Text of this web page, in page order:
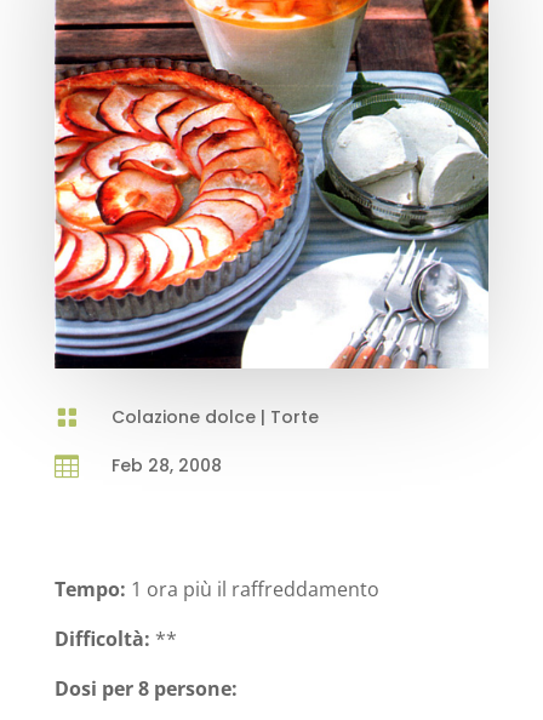
 Colazione dolce| Torte

Feb 28, 2008
Tempo: 1 ora più il raffreddamento
Difficoltà: **
Dosi per 8 persone: